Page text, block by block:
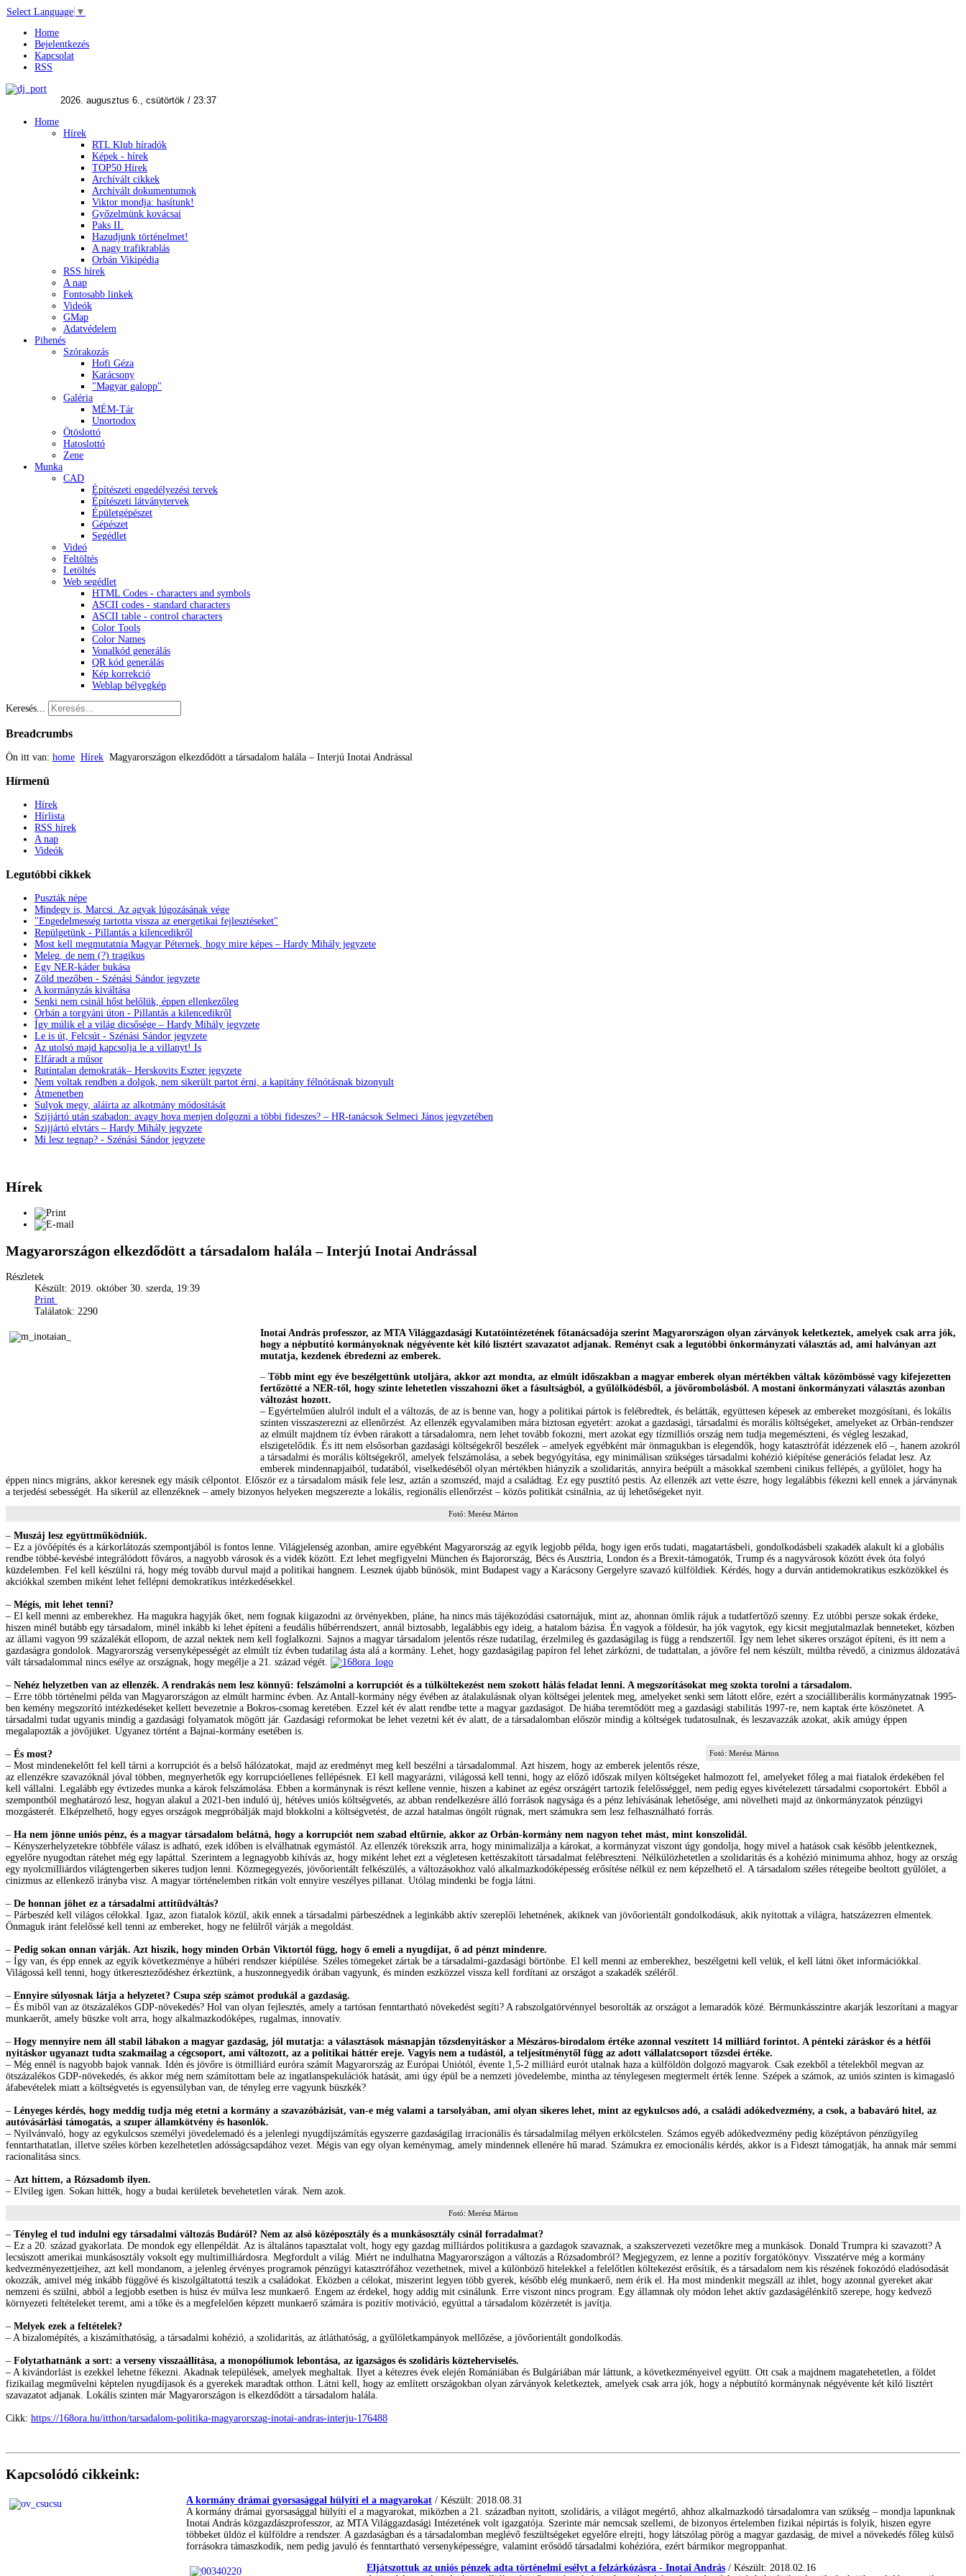
Select Language ▼
Home
Bejelentkezés
Kapcsolat
RSS
Home
Hírek
RTL Klub híradók
Képek - hírek
TOP50 Hírek
Archívált cikkek
Archívált dokumentumok
Viktor mondja: hasítunk!
Győzelmünk kovácsai
Paks II.
Hazudjunk történelmet!
A nagy trafikrablás
Orbán Vikipédia
RSS hírek
A nap
Fontosabb linkek
Videók
GMap
Adatvédelem
Pihenés
Szórakozás
Hofi Géza
Karácsony
"Magyar galopp"
Galéria
MÉM-Tár
Unortodox
Ötöslottó
Hatoslottó
Zene
Munka
CAD
Építészeti engedélyezési tervek
Építészeti látványtervek
Épületgépészet
Gépészet
Segédlet
Videó
Feltöltés
Letöltés
Web segédlet
HTML Codes - characters and symbols
ASCII codes - standard characters
ASCII table - control characters
Color Tools
Color Names
Vonalkód generálás
QR kód generálás
Kép korrekció
Weblap bélyegkép
Keresés...
Breadcrumbs
Ön itt van: home Hírek Magyarországon elkezdődött a társadalom halála – Interjú Inotai Andrással
Hírmenü
Hírek
Hírlista
RSS hírek
A nap
Videók
Legutóbbi cikkek
Puszták népe
Mindegy is, Marcsi. Az agyak lúgozásának vége
"Engedelmesség tartotta vissza az energetikai fejlesztéseket"
Repülgetünk - Pillantás a kilencedikről
Most kell megmutatnia Magyar Péternek, hogy mire képes – Hardy Mihály jegyzete
Meleg, de nem (?) tragikus
Egy NER-káder bukása
Zöld mezőben - Szénási Sándor jegyzete
A kormányzás kiváltása
Senki nem csinál hőst belőlük, éppen ellenkezőleg
Orbán a torgyáni úton - Pillantás a kilencedikről
Így múlik el a világ dicsősége – Hardy Mihály jegyzete
Le is út, Felcsút - Szénási Sándor jegyzete
Az utolsó majd kapcsolja le a villanyt! Is
Elfáradt a műsor
Rutintalan demokraták– Herskovits Eszter jegyzete
Nem voltak rendben a dolgok, nem sikerült partot érni, a kapitány félnótásnak bizonyult
Átmenetben
Sulyok megy, aláírta az alkotmány módosítását
Szijjártó után szabadon: avagy hova menjen dolgozni a többi fideszes? – HR-tanácsok Selmeci János jegyzetében
Szijjártó elvtárs – Hardy Mihály jegyzete
Mi lesz tegnap? - Szénási Sándor jegyzete
Hírek
Magyarországon elkezdődött a társadalom halála – Interjú Inotai Andrással
Részletek
Készült: 2019. október 30. szerda, 19:39
Print
Találatok: 2290
Inotai András professzor, az MTA Világgazdasági Kutatóintézetének főtanácsadója szerint Magyarországon olyan zárványok keletkeztek, amelyek csak arra jók,
hogy a népbutító kormányoknak négyévente két kiló lisztért szavazatot adjanak. Reményt csak a legutóbbi önkormányzati választás ad, ami halványan azt
mutatja, kezdenek ébredezni az emberek.
– Több mint egy éve beszélgettünk utoljára, akkor azt mondta, az elmúlt időszakban a magyar emberek olyan mértékben váltak közömbössé vagy kifejezetten
fertőzötté a NER-től, hogy szinte lehetetlen visszahozni őket a fásultságból, a gyűlölködésből, a jövőrombolásból. A mostani önkormányzati választás azonban
változást hozott.
– Egyértelműen alulról indult el a változás, de az is benne van, hogy a politikai pártok is felébredtek, és belátták, együttesen képesek az embereket mozgósítani, és lokális
szinten visszaszerezni az ellenőrzést. Az ellenzék egyvalamiben mára biztosan egyetért: azokat a gazdasági, társadalmi és morális költségeket, amelyeket az Orbán-rendszer
az elmúlt majdnem tíz évben rárakott a társadalomra, nem lehet tovább fokozni, mert azokat egy tízmilliós ország nem tudja megemészteni, és végleg leszakad,
elszigetelődik. És itt nem elsősorban gazdasági költségekről beszélek – amelyek egyébként már önmagukban is elegendők, hogy katasztrófát idézzenek elő –, hanem azokról
a társadalmi és morális költségekről, amelyek felszámolása, a sebek begyógyítása, egy minimálisan szükséges társadalmi kohézió kiépítése generációs feladat lesz. Az
emberek mindennapjaiból, tudatából, viselkedéséből olyan mértékben hiányzik a szolidaritás, annyira beépült a másokkal szembeni cinikus fellépés, a gyűlölet, hogy ha
éppen nincs migráns, akkor keresnek egy másik célpontot. Először ez a társadalom másik fele lesz, aztán a szomszéd, majd a családtag. Ez egy pusztító pestis. Az ellenzék azt vette észre, hogy legalábbis fékezni kell ennek a járványnak
a terjedési sebességét. Ha sikerül az ellenzéknek – amely bizonyos helyeken megszerezte a lokális, regionális ellenőrzést – közös politikát csinálnia, az új lehetőségeket nyit.
Fotó: Merész Márton
– Muszáj lesz együttműködniük.
– Ez a jövőépítés és a kárkorlátozás szempontjából is fontos lenne. Világjelenség azonban, amire egyébként Magyarország az egyik legjobb példa, hogy igen erős tudati, magatartásbeli, gondolkodásbeli szakadék alakult ki a globális
rendbe többé-kevésbé integrálódott főváros, a nagyobb városok és a vidék között. Ezt lehet megfigyelni München és Bajorország, Bécs és Ausztria, London és a Brexit-támogatók, Trump és a nagyvárosok között évek óta folyó
küzdelemben. Fel kell készülni rá, hogy még tovább durvul majd a politikai hangnem. Lesznek újabb bűnösök, mint Budapest vagy a Karácsony Gergelyre szavazó külföldiek. Kérdés, hogy a durván antidemokratikus eszközökkel és
akciókkal szemben miként lehet fellépni demokratikus intézkedésekkel.
– Mégis, mit lehet tenni?
– El kell menni az emberekhez. Ha magukra hagyják őket, nem fognak kiigazodni az örvényekben, pláne, ha nincs más tájékozódási csatornájuk, mint az, ahonnan ömlik rájuk a tudatfertőző szenny. Ez utóbbi persze sokak érdeke,
hiszen minél butább egy társadalom, minél inkább ki lehet építeni a feudális hűbérrendszert, annál biztosabb, legalábbis egy ideig, a hatalom bázisa. Én vagyok a földesúr, ha jók vagytok, egy kicsit megjutalmazlak benneteket, közben
az állami vagyon 99 százalékát ellopom, de azzal nektek nem kell foglalkozni. Sajnos a magyar társadalom jelentős része tudatilag, érzelmileg és gazdaságilag is függ a rendszertől. Így nem lehet sikeres országot építeni, és itt nem a
gazdaságra gondolok. Magyarország versenyképességét az elmúlt tíz évben tudatilag ásta alá a kormány. Lehet, hogy gazdaságilag papíron fel lehet zárkózni, de tudattalan, a jövőre fel nem készült, múltba révedő, a cinizmus áldozatává
vált társadalommal nincs esélye az országnak, hogy megélje a 21. század végét.
– Nehéz helyzetben van az ellenzék. A rendrakás nem lesz könnyű: felszámolni a korrupciót és a túlköltekezést nem szokott hálás feladat lenni. A megszorításokat meg szokta torolni a társadalom.
– Erre több történelmi példa van Magyarországon az elmúlt harminc évben. Az Antall-kormány négy évében az átalakulásnak olyan költségei jelentek meg, amelyeket senki sem látott előre, ezért a szociálliberális kormányzatnak 1995-
ben kemény megszorító intézkedéseket kellett bevezetnie a Bokros-csomag keretében. Ezzel két év alatt rendbe tette a magyar gazdaságot. De hiába teremtődött meg a gazdasági stabilitás 1997-re, nem kaptak érte köszönetet. A
társadalmi tudat ugyanis mindig a gazdasági folyamatok mögött jár. Gazdasági reformokat be lehet vezetni két év alatt, de a társadalomban először mindig a költségek tudatosulnak, és leszavazzák azokat, akik amúgy éppen
megalapozták a jövőjüket. Ugyanez történt a Bajnai-kormány esetében is.
Fotó: Merész Márton
– És most?
– Most mindenekelőtt fel kell tárni a korrupciót és a belső hálózatokat, majd az eredményt meg kell beszélni a társadalommal. Azt hiszem, hogy az emberek jelentős része,
az ellenzékre szavazóknál jóval többen, megnyerhetők egy korrupcióellenes fellépésnek. El kell magyarázni, világossá kell tenni, hogy az előző időszak milyen költségeket halmozott fel, amelyeket főleg a mai fiatalok érdekében fel
kell vállalni. Legalább egy évtizedes munka a károk felszámolása. Ebben a kormánynak is részt kellene vennie, hiszen a kabinet az egész országért tartozik felelősséggel, nem pedig egyes kivételezett társadalmi csoportokért. Ebből a
szempontból meghatározó lesz, hogyan alakul a 2021-ben induló új, hétéves uniós költségvetés, az abban rendelkezésre álló források nagysága és a pénz lehívásának lehetősége, ami növelheti majd az önkormányzatok pénzügyi
mozgásterét. Elképzelhető, hogy egyes országok megpróbálják majd blokkolni a költségvetést, de azzal hatalmas öngólt rúgnak, mert számukra sem lesz felhasználható forrás.
– Ha nem jönne uniós pénz, és a magyar társadalom belátná, hogy a korrupciót nem szabad eltűrnie, akkor az Orbán-kormány nem nagyon tehet mást, mint konszolidál.
– Kényszerhelyzetekre többféle válasz is adható, ezek időben is elválhatnak egymástól. Az ellenzék törekszik arra, hogy minimalizálja a károkat, a kormányzat viszont úgy gondolja, hogy mivel a hatások csak később jelentkeznek,
egyelőre nyugodtan rátehet még egy lapáttal. Szerintem a legnagyobb kihívás az, hogy miként lehet ezt a végletesen kettészakított társadalmat felébreszteni. Nélkülözhetetlen a szolidaritás és a kohézió minimuma ahhoz, hogy az ország
egy nyolcmilliárdos világtengerben sikeres tudjon lenni. Közmegegyezés, jövőorientált felkészülés, a változásokhoz való alkalmazkodóképesség erősítése nélkül ez nem képzelhető el. A társadalom széles rétegeibe beoltott gyűlölet, a
cinizmus az ellenkező irányba visz. A magyar történelemben ritkán volt ennyire veszélyes pillanat. Utólag mindenki be fogja látni.
– De honnan jöhet ez a társadalmi attitűdváltás?
– Párbeszéd kell világos célokkal. Igaz, azon fiatalok közül, akik ennek a társadalmi párbeszédnek a leginkább aktív szereplői lehetnének, akiknek van jövőorientált gondolkodásuk, akik nyitottak a világra, hatszázezren elmentek.
Önmaguk iránt felelőssé kell tenni az embereket, hogy ne felülről várják a megoldást.
– Pedig sokan onnan várják. Azt hiszik, hogy minden Orbán Viktortól függ, hogy ő emeli a nyugdíjat, ő ad pénzt mindenre.
– Így van, és épp ennek az egyik következménye a hűbéri rendszer kiépülése. Széles tömegeket zártak be a társadalmi-gazdasági börtönbe. El kell menni az emberekhez, beszélgetni kell velük, el kell látni őket információkkal.
Világossá kell tenni, hogy útkereszteződéshez érkeztünk, a huszonnegyedik órában vagyunk, és minden eszközzel vissza kell fordítani az országot a szakadék széléről.
– Ennyire súlyosnak látja a helyzetet? Csupa szép számot produkál a gazdaság.
– És miből van az ötszázalékos GDP-növekedés? Hol van olyan fejlesztés, amely a tartósan fenntartható növekedést segíti? A rabszolgatörvénnyel besorolták az országot a lemaradók közé. Bérmunkásszintre akarják leszorítani a magyar
munkaerőt, amely büszke volt arra, hogy alkalmazkodóképes, rugalmas, innovatív.
– Hogy mennyire nem áll stabil lábakon a magyar gazdaság, jól mutatja: a választások másnapján tőzsdenyitáskor a Mészáros-birodalom értéke azonnal veszített 14 milliárd forintot. A pénteki záráskor és a hétfői
nyitáskor ugyanazt tudta szakmailag a cégcsoport, ami változott, az a politikai háttér ereje. Vagyis nem a tudástól, a teljesítménytől függ az adott vállalatcsoport tőzsdei értéke.
– Még ennél is nagyobb bajok vannak. Idén és jövőre is ötmilliárd euróra számít Magyarország az Európai Uniótól, évente 1,5-2 milliárd eurót utalnak haza a külföldön dolgozó magyarok. Csak ezekből a tételekből megvan az
ötszázalékos GDP-növekedés, és akkor még nem számítottam bele az ingatlanspekulációk hatását, ami úgy épül be a nemzeti jövedelembe, mintha az ténylegesen megtermelt érték lenne. Szépek a számok, az uniós szinten is kimagasló
áfabevételek miatt a költségvetés is egyensúlyban van, de tényleg erre vagyunk büszkék?
– Lényeges kérdés, hogy meddig tudja még etetni a kormány a szavazóbázisát, van-e még valami a tarsolyában, ami olyan sikeres lehet, mint az egykulcsos adó, a családi adókedvezmény, a csok, a babaváró hitel, az
autóvásárlási támogatás, a szuper államkötvény és hasonlók.
– Nyilvánvaló, hogy az egykulcsos személyi jövedelemadó és a jelenlegi nyugdíjszámítás egyszerre gazdaságilag irracionális és társadalmilag mélyen erkölcstelen. Számos egyéb adókedvezmény pedig középtávon pénzügyileg
fenntarthatatlan, illetve széles körben kezelhetetlen adósságcsapdához vezet. Mégis van egy olyan keménymag, amely mindennek ellenére hű marad. Számukra ez emocionális kérdés, akkor is a Fideszt támogatják, ha annak már semmi
racionalitása sincs.
– Azt hittem, a Rózsadomb ilyen.
– Elvileg igen. Sokan hitték, hogy a budai kerületek bevehetetlen várak. Nem azok.
Fotó: Merész Márton
– Tényleg el tud indulni egy társadalmi változás Budáról? Nem az alsó középosztály és a munkásosztály csinál forradalmat?
– Ez a 20. század gyakorlata. De mondok egy ellenpéldát. Az is általános tapasztalat volt, hogy egy gazdag milliárdos politikusra a gazdagok szavaznak, a szakszervezeti vezetőkre meg a munkások. Donald Trumpra ki szavazott? A
lecsúszott amerikai munkásosztály voksolt egy multimilliárdosra. Megfordult a világ. Miért ne indulhatna Magyarországon a változás a Rózsadombról? Megjegyzem, ez lenne a pozitív forgatókönyv. Visszatérve még a kormány
kedvezményezettjeihez, azt kell mondanom, a jelenleg érvényes programok pénzügyi katasztrófához vezethetnek, mivel a különböző hitelekkel a felelőtlen költekezést erősítik, és a társadalom nem kis részének fokozódó eladósodását
okozzák, amivel még inkább függővé és kiszolgáltatottá teszik a családokat. Eközben a célokat, miszerint legyen több gyerek, később elég munkaerő, nem érik el. Ha most mindenkit megszáll az ihlet, hogy azonnal gyereket akar
nemzeni és szülni, abból a legjobb esetben is húsz év múlva lesz munkaerő. Engem az érdekel, hogy addig mit csinálunk. Erre viszont nincs program. Egy államnak oly módon lehet aktív gazdaságélénkítő szerepe, hogy kedvező
környezeti feltételeket teremt, ami a tőke és a megfelelően képzett munkaerő számára is pozitív motiváció, egyúttal a társadalom közérzetét is javítja.
– Melyek ezek a feltételek?
– A bizalomépítés, a kiszámíthatóság, a társadalmi kohézió, a szolidaritás, az átláthatóság, a gyűlöletkampányok mellőzése, a jövőorientált gondolkodás.
– Folytathatnánk a sort: a verseny visszaállítása, a monopóliumok lebontása, az igazságos és szolidáris közteherviselés.
– A kivándorlást is ezekkel lehetne fékezni. Akadnak települések, amelyek meghaltak. Ilyet a kétezres évek elején Romániában és Bulgáriában már láttunk, a következményeivel együtt. Ott csak a majdnem magatehetetlen, a földet
fizikailag megművelni képtelen nyugdíjasok és a gyerekek maradtak otthon. Látni kell, hogy az említett országokban olyan zárványok keletkeztek, amelyek csak arra jók, hogy a népbutító kormánynak négyévente két kiló lisztért
szavazatot adjanak. Lokális szinten már Magyarországon is elkezdődött a társadalom halála.
Cikk: https://168ora.hu/itthon/tarsadalom-politika-magyarorszag-inotai-andras-interju-176488
Kapcsolódó cikkeink:
A kormány drámai gyorsasággal hülyíti el a magyarokat / Készült: 2018.08.31
A kormány drámai gyorsasággal hülyíti el a magyarokat, miközben a 21. században nyitott, szolidáris, a világot megértő, ahhoz alkalmazkodó társadalomra van szükség – mondja lapunknak
Inotai András közgazdászprofesszor, az MTA Világgazdasági Intézetének volt igazgatója. Szerinte már nemcsak szellemi, de bizonyos értelemben fizikai népirtás is folyik, hiszen egyre
többeket üldöz el külföldre a rendszer. A gazdaságban és a társadalomban meglévő feszültségeket egyelőre elrejti, hogy látszólag pörög a magyar gazdaság, de mivel a növekedés főleg külső
forrásokra támaszkodik, nem pedig javuló és fenntartható versenyképességre, valamint erősödő társadalmi kohézióra, ezért bármikor megroppanhat.
Eljátszottuk az uniós pénzek adta történelmi esélyt a felzárkózásra - Inotai András / Készült: 2018.02.16